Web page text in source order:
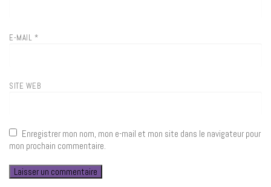
E-MAIL *
SITE WEB
Enregistrer mon nom, mon e-mail et mon site dans le navigateur pour
mon prochain commentaire.